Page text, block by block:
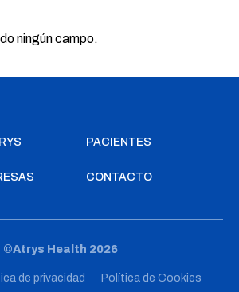
ningún campo.
PACIENTES
CONTACTO
©Atrys Health 2026
de privacidad Política de Cookies